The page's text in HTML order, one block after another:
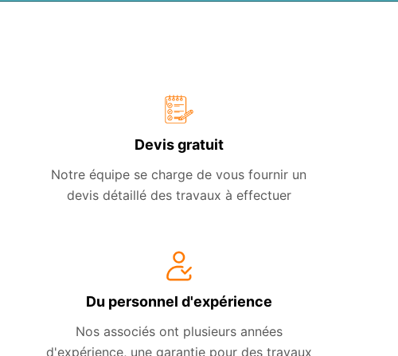
Devis gratuit
Notre équipe se charge de vous fournir un
devis détaillé des travaux à effectuer
Du personnel d'expérience
Nos associés ont plusieurs années
d'expérience, une garantie pour des travaux